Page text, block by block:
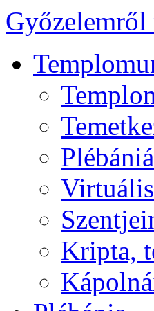
Győzelemről
Kripta,